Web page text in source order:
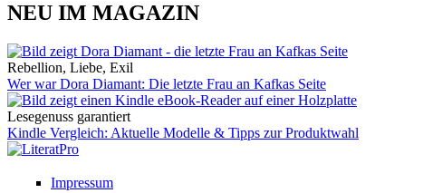
NEU IM MAGAZIN
Rebellion, Liebe, Exil
Wer war Dora Diamant: Die letzte Frau an Kafkas Seite
Lesegenuss garantiert
Kindle Vergleich: Aktuelle Modelle & Tipps zur Produktwahl
Impressum